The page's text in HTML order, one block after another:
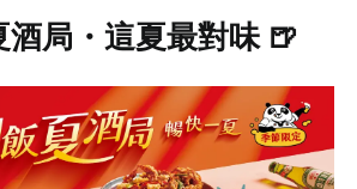
酒局・這夏最對味🍺